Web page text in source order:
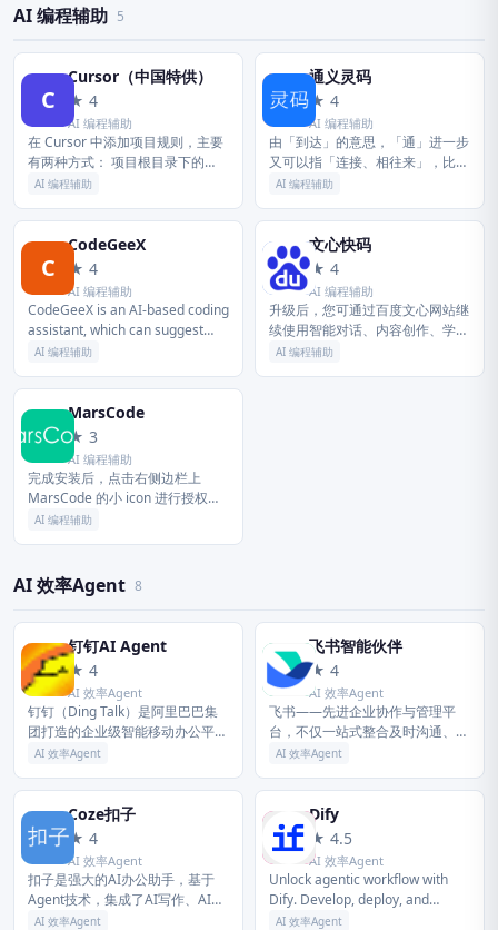
《铁》：「辛...
AI 编程辅助 5
C
Cursor（中国特供）
★ 4
AI 编程辅助
在 Cursor 中添加项目规则，主要
有两种方式： 项目根目录下的
.cursorrules 文件，以及新版
AI 编程辅助
通
通义灵码
★ 4
AI 编程辅助
由「到达」的意思，「通」进一步
又可以指「连接、相往来」，比如
「通商、串通、沟通、互通有
交流，交流就是把信息由一方传给
另一方，...
AI 编程辅助
C
CodeGeeX
★ 4
AI 编程辅助
CodeGeeX is an AI-based coding
assistant, which can suggest
code in the curre...
AI 编程辅助
文
文心快码
★ 4
AI 编程辅助
升级后，您可通过百度文心网站继
续使用智能对话、内容创作、学习
办公、信息查询等功能，并体验最
AI 编程辅助
M
MarsCode
★ 3
AI 编程辅助
完成安装后，点击右侧边栏上
MarsCode 的小 icon 进行授权登
录，然后就可以打开和 MarsCode
AI 编程辅助
AI 效率Agent 8
钉
钉钉AI Agent
★ 4
AI 效率Agent
钉钉（Ding Talk）是阿里巴巴集
团打造的企业级智能移动办公平
台，引领未来新一代工作方式，将
时代的企业组织协同办公和应用...
AI 效率Agent
飞
飞书智能伙伴
★ 4
AI 效率Agent
飞书——先进企业协作与管理平
台，不仅一站式整合及时沟通、智
能日历、音视频会议、飞书文档、
OKR、飞书招聘、飞书绩效等组织
管理...
AI 效率Agent
C
Coze扣子
★ 4
AI 效率Agent
扣子是强大的AI办公助手，基于
Agent技术，集成了AI写作、AI
PPT生成、AI表格处理、AI设计、
AI 效率Agent
D
Dify
★ 4.5
AI 效率Agent
Unlock agentic workflow with
Dify. Develop, deploy, and
manage autonomous age...
AI 效率Agent